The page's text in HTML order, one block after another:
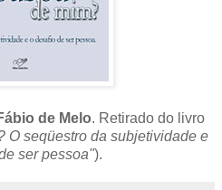
de Melo. Retirado do livro
O seqüestro da subjetividade e
ser pessoa").